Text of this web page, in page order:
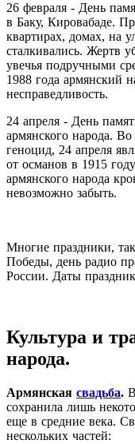
26 февраля - День
в Баку, Кировабаде.
квартирах, домах, на
сталкивались. Жертв
увечья подручными
1988 года армянский
несправедливость.
24 апреля - День
армянского народа.
геноцид, 24 апреля
от османов в 1915
армянского народа
невозможно забыть.
Многие праздники,
Победы, день радио
России. Даты
Культура и
народа.
Армянскаясвадьба.
сохранила лишь
еще в средние века.
нескольких частей: